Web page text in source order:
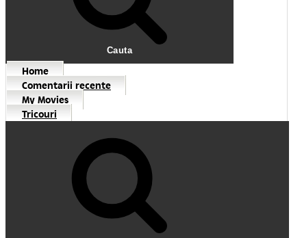
Cauta
Home
Comentarii recente
My Movies
Tricouri